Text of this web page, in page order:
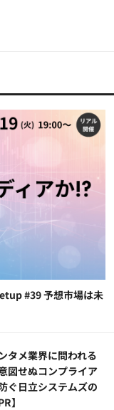
#39 予想市場は未
タメ業界に問われる
図せぬコンプライア
ぐ日立システムズの
】